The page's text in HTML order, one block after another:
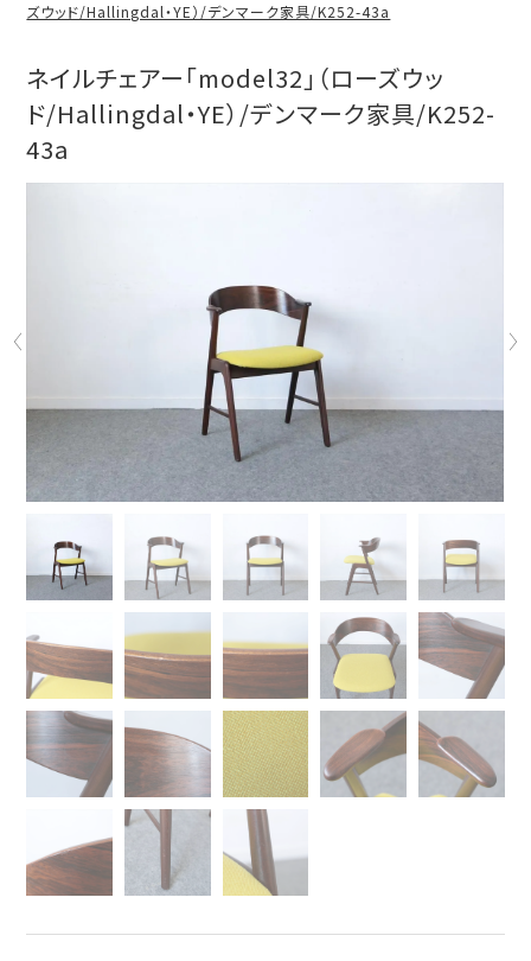
ズウッド/Hallingdal・YE）/デンマーク家具/K252-43a
ネイルチェアー「model32」（ローズウッ
ド/Hallingdal・YE）/デンマーク家具/K252-
43a